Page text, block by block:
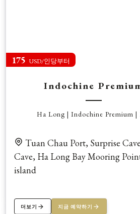
175 USD/인당부터
Indochine
Ha Long | Indochine Premium |
Tuan Chau Port, Surprise
Cave, Ha Long Bay Mooring
island
더보기 지금 예약하기